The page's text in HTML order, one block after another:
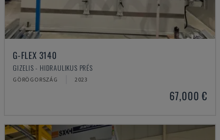
G-FLEX 3140
GIZELIS - HIDRAULIKUS PRÉS
GÖRÖGORSZÁG 2023
67,000 €